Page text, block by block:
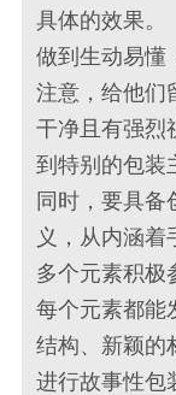
具体的效果。
做到生动易懂
注意，给他们
干净且有强烈
到特别的包装
同时，要具备
义，从内涵着
多个元素积极
每个元素都能
结构、新颖的
进行故事性包